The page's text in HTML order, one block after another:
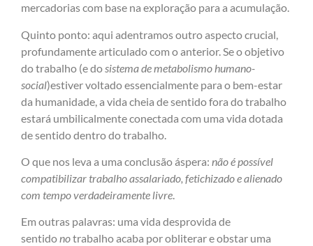
mercadorias com base na exploração para a acumulação.
Quinto ponto: aqui adentramos outro aspecto crucial,
profundamente articulado com o anterior. Se o objetivo
do trabalho (e do sistema de metabolismo humano-
social)estiver voltado essencialmente para o bem-estar
da humanidade, a vida cheia de sentido fora do trabalho
estará umbilicalmente conectada com uma vida dotada
de sentido dentro do trabalho.
O que nos leva a uma conclusão áspera: não é possível
compatibilizar trabalho assalariado, fetichizado e alienado
com tempo verdadeiramente livre.
Em outras palavras: uma vida desprovida de
sentidonotrabalho acaba por obliterar e obstar uma